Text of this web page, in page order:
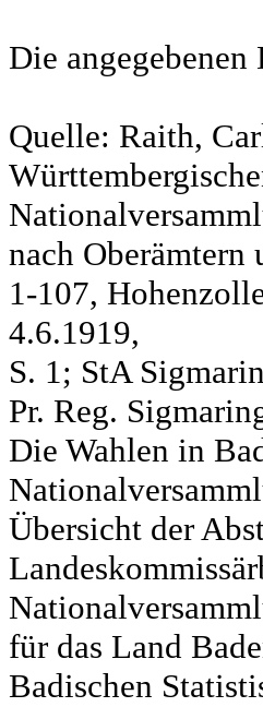
Die
Quelle: Raith,
nach Oberämtern
1-107,
4.6.1919,
S. 1; StA
Pr. Reg.
Die Wahlen in
Übersicht der
für das Land
Badischen